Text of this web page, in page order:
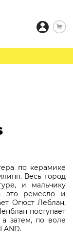
по керамике
Весь город
и мальчику
это ремесло и
Огюст Леблан,
поступает
затем, по воле